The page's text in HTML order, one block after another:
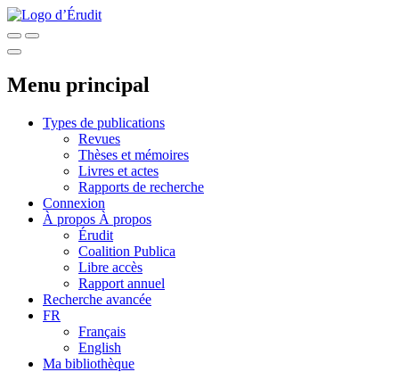
Menu principal
Types de publications
Revues
Thèses et mémoires
Livres et actes
Rapports de recherche
Connexion
À propos À propos
Érudit
Coalition Publica
Libre accès
Rapport annuel
Recherche avancée
FR
Français
English
Ma bibliothèque